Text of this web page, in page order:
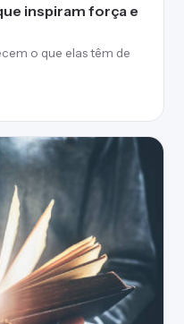
inspiram força e
o que elas têm de